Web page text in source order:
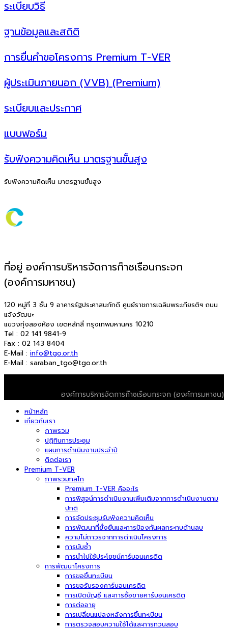
ระเบียบวิธี
ฐานข้อมูลและสถิติ
การยื่นคำขอโครงการ Premium T-VER
ผู้ประเมินภายนอก (VVB) (Premium)
ระเบียบและประกาศ
แบบฟอร์ม
รับฟังความคิดเห็น มาตรฐานขั้นสูง
รับฟังความคิดเห็น มาตรฐานขั้นสูง
ที่อยู่ องค์การบริหารจัดการก๊าซเรือนกระจก
(องค์การมหาชน)
120 หมู่ที่ 3 ชั้น 9 อาคารรัฐประศาสนภักดี ศูนย์ราชการเฉลิมพระเกียรติฯ ถนน
แจ้งวัฒนะ
แขวงทุ่งสองห้อง เขตหลักสี่ กรุงเทพมหานคร 10210
Tel : 02 141 9841-9
Fax : 02 143 8404
E-Mail : info@tgo.or.th
E-Mail : saraban_tgo@tgo.or.th
องค์การบริหารจัดการก๊าซเรือนกระจก (องค์การมหาชน)
หน้าหลัก
เกี่ยวกับเรา
ภาพรวม
ปฏิทินการประชุม
แผนการดำเนินงานประจำปี
ติดต่อเรา
Premium T-VER
ภาพรวมกลไก
Premium T-VER คืออะไร
การพิสูจน์การดำเนินงานเพิ่มเติมจากการดำเนินงานตาม
ปกติ
การจัดประชุมรับฟังความคิดเห็น
การพัฒนาที่ยั่งยืนและการป้องกันผลกระทบด้านลบ
ความไม่ถาวรจากการดำเนินโครงการ
การนับซ้ำ
การนำไปใช้ประโยชน์คาร์บอนเครดิต
การพัฒนาโครงการ
การขอขึ้นทะเบียน
การขอรับรองคาร์บอนเครดิต
การเปิดบัญชี และการซื้อขายคาร์บอนเครดิต
การต่ออายุ
การเปลี่ยนแปลงหลังการขึ้นทะเบียน
การตรวจสอบความใช้ได้และการทวนสอบ